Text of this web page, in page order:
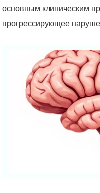
основным клиническим
прогрессирующее